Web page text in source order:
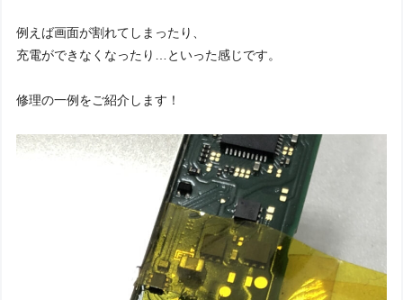
例えば画面が割れてしまったり、
充電ができなくなったり…といった感じです。
修理の一例をご紹介します！